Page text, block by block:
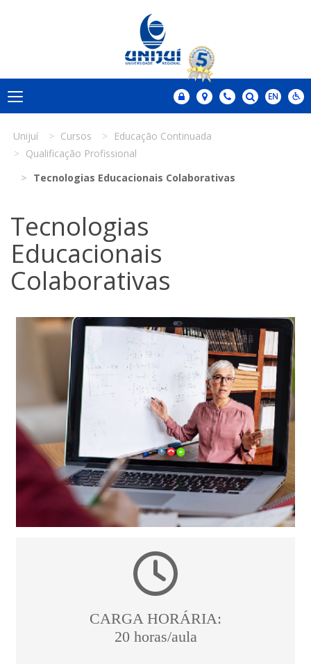
Unijuí Cursos
Educação Continuada
Qualificação Profissional
Tecnologias Educacionais Colaborativas
Tecnologias
Educacionais
Colaborativas